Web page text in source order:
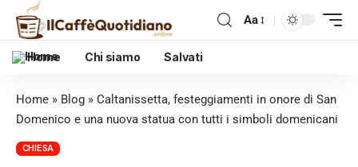
Aa
Home Chi siamo Salvati
Home » Blog » Caltanissetta, festeggiamenti in onore di San
Domenico e una nuova statua con tutti i simboli domenicani
CHIESA